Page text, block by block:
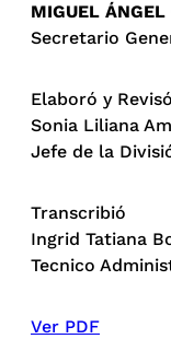
MIGUEL ÁNGEL
Secretario
Elaboró y Revisó
Sonia Liliana
Jefe de la
Transcribió
Ingrid Tatiana
Tecnico
Ver PDF